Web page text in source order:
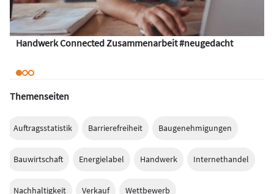
Handwerk Connected Zusammenarbeit #neugedacht
Themenseiten
Auftragsstatistik Barrierefreiheit Baugenehmigungen
Bauwirtschaft Energielabel Handwerk Internethandel
Nachhaltigkeit Verkauf Wettbewerb